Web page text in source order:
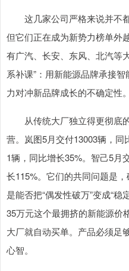
这几家公司严格来说并不都
但它们正在成为新势力榜单外
有广汽、长安、东风、北汽等
系补课”：用新能源品牌承接
力对冲新品牌成长的不确定性。
从传统大厂独立得更彻底
营。岚图5月交付13003辆，
1辆，同比增长35%。智己5
长115%。它们的共同问题是
是能否把“偶发性破万”变成“
35万元这个最拥挤的新能源价
大厂就自动买单。产品必须足
心智。
深证成指 14110.12
沪深300